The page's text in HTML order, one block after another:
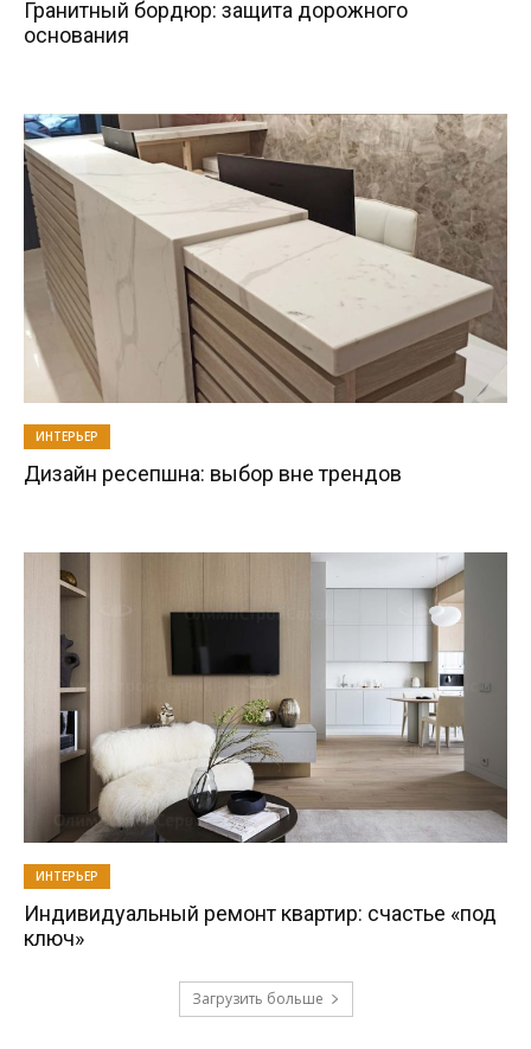
Гранитный бордюр: защита дорожного
основания
ИНТЕРЬЕР
Дизайн ресепшна: выбор вне трендов
ИНТЕРЬЕР
Индивидуальный ремонт квартир: счастье «под
ключ»
Загрузить больше